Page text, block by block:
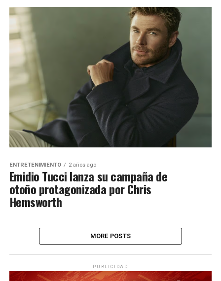
ENTRETENIMIENTO 2 años ago
Emidio Tucci lanza su campaña de
otoño protagonizada por Chris
Hemsworth
MORE POSTS
PUBLICIDAD